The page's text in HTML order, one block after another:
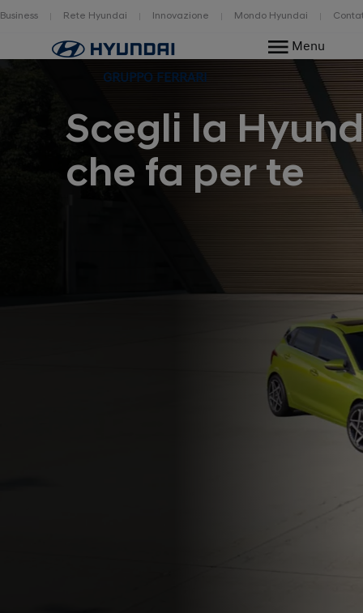
Business Rete Hyundai Innovazione Mondo Hyundai
Home
GRUPPO FERRARI
Menu
Scegli la
che fa per te